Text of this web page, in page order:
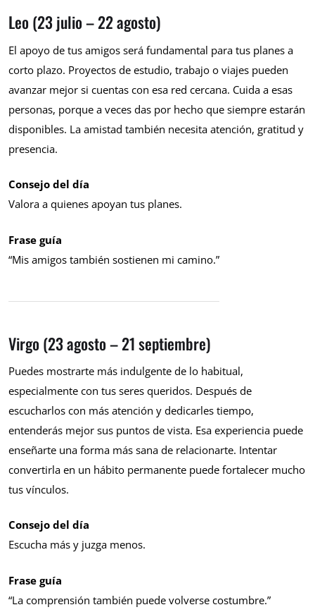
Leo (23 julio – 22 agosto)
El apoyo de tus amigos será fundamental para tus planes a
corto plazo. Proyectos de estudio, trabajo o viajes pueden
avanzar mejor si cuentas con esa red cercana. Cuida a esas
personas, porque a veces das por hecho que siempre estarán
disponibles. La amistad también necesita atención, gratitud y
presencia.
Consejo del día
Valora a quienes apoyan tus planes.
Frase guía
“Mis amigos también sostienen mi camino.”
Virgo (23 agosto – 21 septiembre)
Puedes mostrarte más indulgente de lo habitual,
especialmente con tus seres queridos. Después de
escucharlos con más atención y dedicarles tiempo,
entenderás mejor sus puntos de vista. Esa experiencia puede
enseñarte una forma más sana de relacionarte. Intentar
convertirla en un hábito permanente puede fortalecer mucho
tus vínculos.
Consejo del día
Escucha más y juzga menos.
Frase guía
“La comprensión también puede volverse costumbre.”